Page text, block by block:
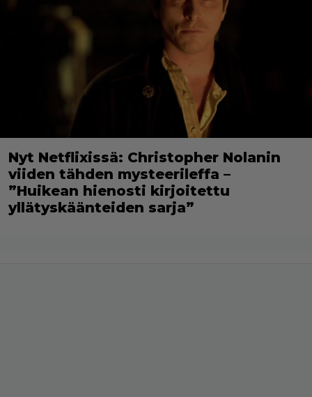
Nyt Netflixissä: Christopher Nolanin
viiden tähden mysteerileffa –
”Huikean hienosti kirjoitettu
yllätyskäänteiden sarja”